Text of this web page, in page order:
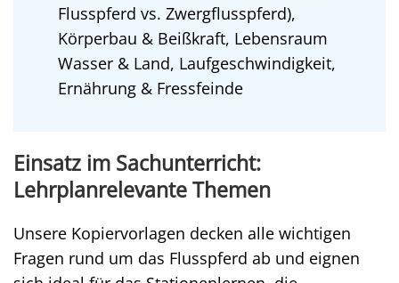
Flusspferd vs. Zwergflusspferd),
Körperbau & Beißkraft, Lebensraum
Wasser & Land, Laufgeschwindigkeit,
Ernährung & Fressfeinde
Einsatz im Sachunterricht:
Lehrplanrelevante Themen
Unsere Kopiervorlagen decken alle wichtigen
Fragen rund um das Flusspferd ab und eignen